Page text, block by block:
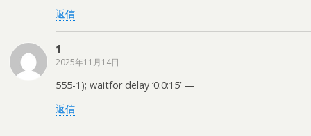
返信
1
2025年11月14日
555-1); waitfor delay ‘0:0:15’ —
返信